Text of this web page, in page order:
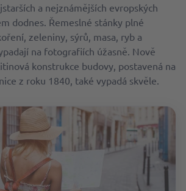
a nejznámějších evropských
dodnes. Řemeslné stánky plné
zeleniny, sýrů, masa, ryb a
na fotografiích úžasně. Nově
konstrukce budovy, postavená na
z roku 1840, také vypadá skvěle.